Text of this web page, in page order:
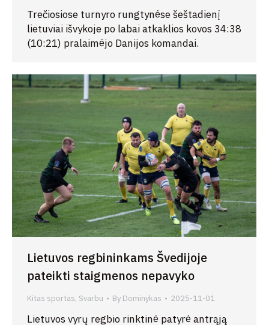
Trečiosiose turnyro rungtynėse šeštadienį
lietuviai išvykoje po labai atkaklios kovos 34:38
(10:21) pralaimėjo Danijos komandai.
Lietuvos regbininkams Švedijoje
pateikti staigmenos nepavyko
Kitas sportas, Svarbu By Dominykas 2025-11-01
Lietuvos vyrų regbio rinktinė patyrė antrąją